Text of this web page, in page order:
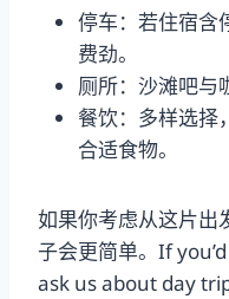
停车：若住宿含
费劲。
厕所：沙滩吧与
餐饮：多样选择
合适食物。
如果你考虑从这片出
子会更简单。If
ask us about day